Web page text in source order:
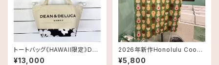
トートバッグ《HAWAII限定》DEA
N＆DELUCA ディーン＆デルー
¥13,000
2026年新作Honolulu Cooki
eエコバッグSmallサイズ
¥5,800